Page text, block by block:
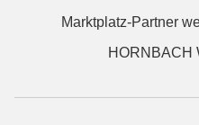
Marktplatz-Partner
HORNBACH